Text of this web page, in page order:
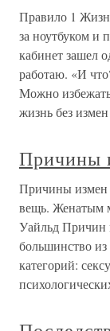
Правило 1
за ноутбуком и
кабинет зашел
работаю. «И
Можно
жизнь без измен
Причины
Причины
вещь. Женатым
Уайльд Причин
большинство
категорий: